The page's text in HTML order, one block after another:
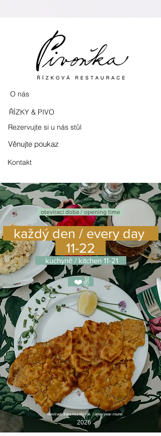
O nás
ŘÍZKY & PIVO
Rezervujte si u nás stůl
Věnujte poukaz
Kontakt
otevírací doba / opening time
každý den / every day
11-22
kuchyně / kitchen 11-21
❤️✌️
otevírací doba na celý rok / open year-round
2026